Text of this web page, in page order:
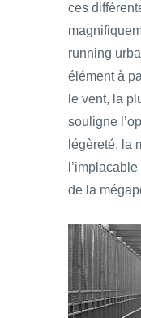
ces
running
élément à
le vent, la
souligne
légèreté, la
de la